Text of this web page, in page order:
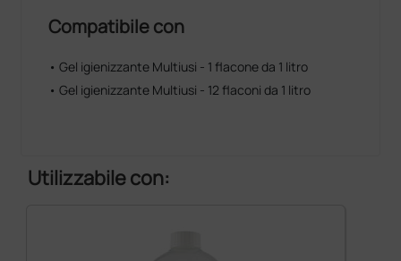
Compatibile con
• Gel igienizzante Multiusi - 1 flacone da 1 litro
• Gel igienizzante Multiusi - 12 flaconi da 1 litro
Utilizzabile con: